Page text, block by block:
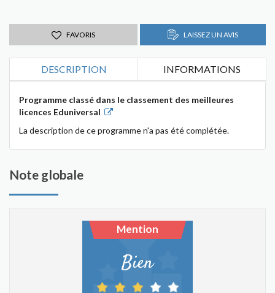
FAVORIS LAISSEZ UN AVIS
DESCRIPTION INFORMATIONS
Programme classé dans le classement des meilleures
licences Eduniversal
La description de ce programme n'a pas été complétée.
Note globale
Mention
Bien